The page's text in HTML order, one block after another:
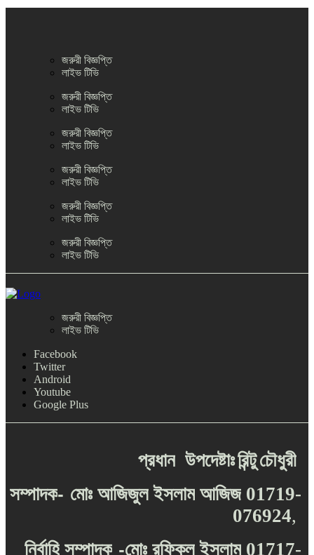
জরুরী বিজ্ঞপ্তি
লাইভ টিভি
জরুরী বিজ্ঞপ্তি
লাইভ টিভি
জরুরী বিজ্ঞপ্তি
লাইভ টিভি
জরুরী বিজ্ঞপ্তি
লাইভ টিভি
জরুরী বিজ্ঞপ্তি
লাইভ টিভি
জরুরী বিজ্ঞপ্তি
লাইভ টিভি
জরুরী বিজ্ঞপ্তি
লাইভ টিভি
Facebook
Twitter
Android
Youtube
Google Plus
প্রধান উপদেষ্টাঃরিন্টুচৌধুরী
সম্পাদক- মোঃ আজিজুল ইসলাম আজিজ 01719-
076924,
নির্বাহি সম্পাদক -মোঃ রফিকুল ইসলাম 01717-